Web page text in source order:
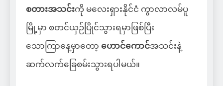
စတားအသင်းကို မလေးရှားနိုင်ငံ ကွာလာလမ်ပူ
မြို့မှာ စတင်ယှဉ်ပြိုင်သွားရမှာဖြစ်ပြီး
သောကြာနေ့မှာတော့ ဟောင်ကောင်အသင်းနဲ့
ဆက်လက်ခြေစမ်းသွားရပါမယ်။